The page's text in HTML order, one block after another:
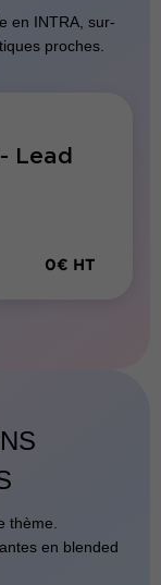
en INTRA, sur-
proches.
Lead
0€ HT
thème.
en blended